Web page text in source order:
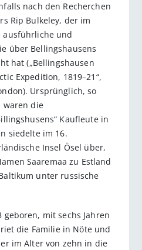
nach den Recherchen
Rip Bulkeley, der im
ausführliche und
über Bellingshausens
hat („Bellingshausen
Expedition, 1819–21“,
Ursprünglich, so
waren die
Kaufleute in
siedelte im 16.
Insel Ösel über,
Saaremaa zu Estland
unter russische
geboren, mit sechs Jahren
die Familie in Nöte und
im Alter von zehn in die